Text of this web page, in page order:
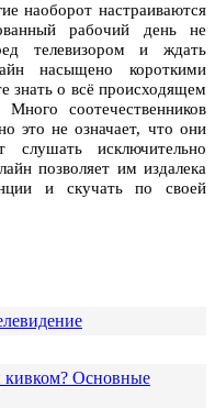
наоборот настраиваются
рабочий день не
телевизором и ждать
насыщено короткими
знать о всё происходящем
соотечественников
это не означает, что они
исключительно
позволяет им издалека
и скучать по своей
кивком? Основные